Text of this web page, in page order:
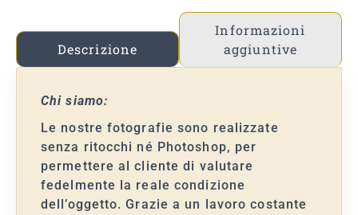
Descrizione
Informazioni
aggiuntive
Chi siamo:
Le nostre fotografie sono realizzate
senza ritocchi né Photoshop, per
permettere al cliente di valutare
fedelmente la reale condizione
dell’oggetto. Grazie a un lavoro costante